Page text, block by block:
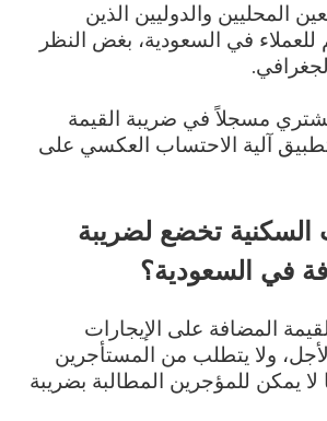
المحليين والدوليين الذين
في السعودية، بغض النظر
مسجلاً في ضريبة القيمة
آلية الاحتساب العكسي على
السكنية تخضع لضريبة
في السعودية؟
المضافة على الإيجارات
ولا يتطلب من المستأجرين
لا يمكن للمؤجرين المطالبة بضريبة